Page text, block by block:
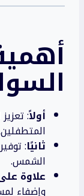
أولاً:
ثانيًا:
الشمس.
علاوة
وإضفاء